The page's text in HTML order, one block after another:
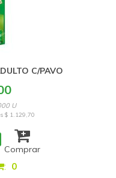
C/PAVO
U
$ 1.129,70
Comprar
: 0